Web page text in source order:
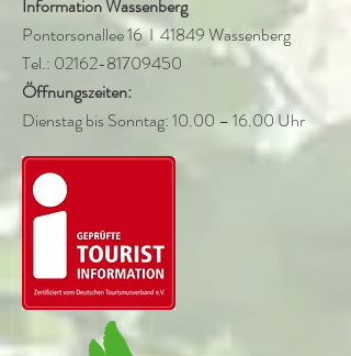
Information Wassenberg
Pontorsonallee 16 I 41849 Wassenberg
Tel.: 02162-81709450
Öffnungszeiten:
Dienstag bis Sonntag: 10.00 – 16.00 Uhr